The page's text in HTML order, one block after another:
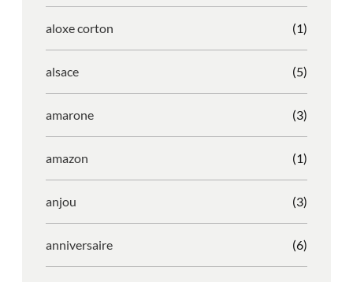
aloxe corton (1)
alsace (5)
amarone (3)
amazon (1)
anjou (3)
anniversaire (6)